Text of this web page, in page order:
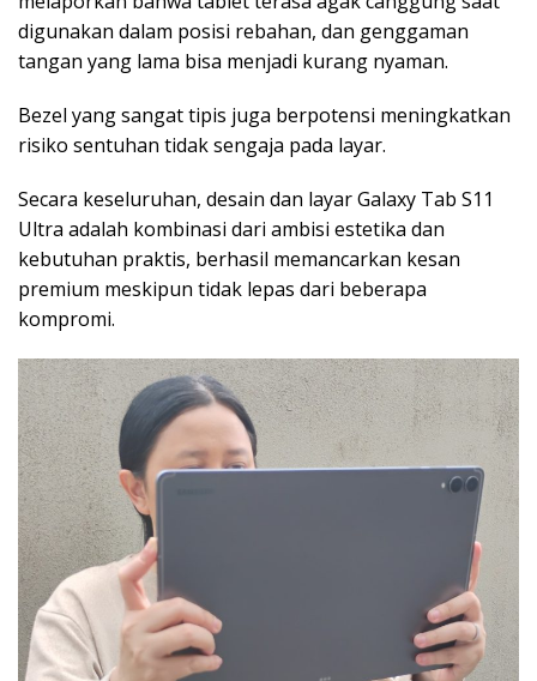
digunakan dalam posisi rebahan, dan genggaman
tangan yang lama bisa menjadi kurang nyaman.
Bezel yang sangat tipis juga berpotensi meningkatkan
risiko sentuhan tidak sengaja pada layar.
Secara keseluruhan, desain dan layar Galaxy Tab S11
Ultra adalah kombinasi dari ambisi estetika dan
kebutuhan praktis, berhasil memancarkan kesan
premium meskipun tidak lepas dari beberapa
kompromi.